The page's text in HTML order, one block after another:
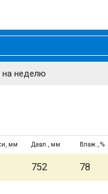
на неделю
мм Давл., мм Влаж., %
752 78